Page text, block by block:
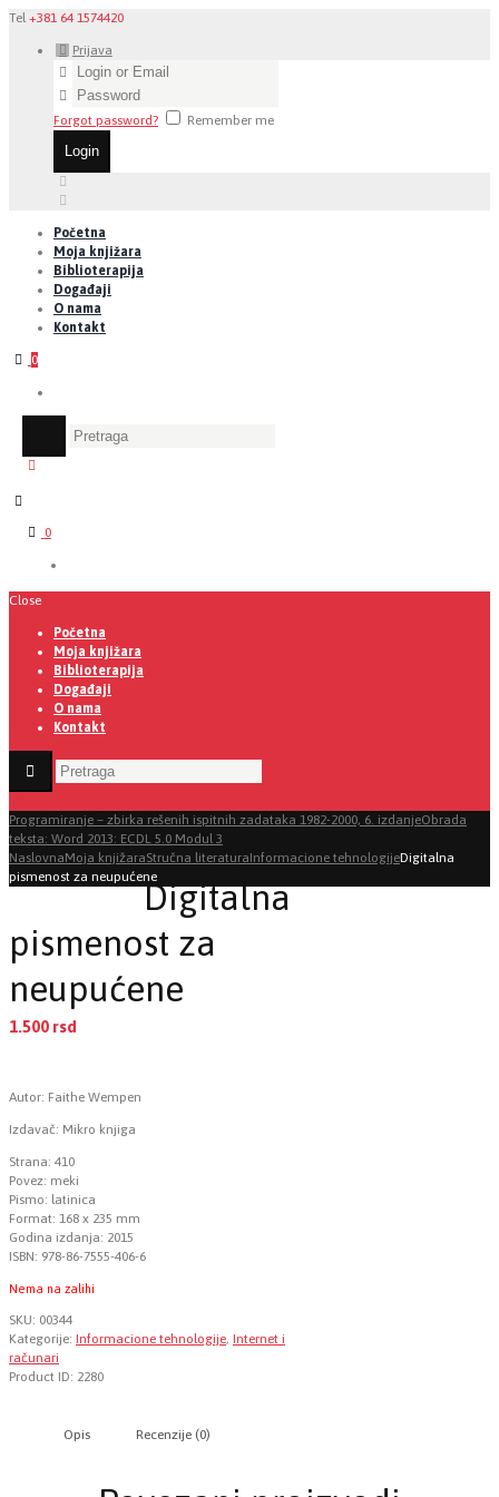
Tel +381 64 1574420
Prijava
Forgot password? Remember me
Početna
Moja knjižara
Biblioterapija
Događaji
O nama
Kontakt
0
0
Close
Početna
Moja knjižara
Biblioterapija
Događaji
O nama
Kontakt
Programiranje – zbirka rešenih ispitnih zadataka 1982-2000, 6. izdanjeObrada
teksta: Word 2013: ECDL 5.0 Modul 3
NaslovnaMoja knjižaraStručna literaturaInformacione tehnologijeDigitalna
pismenost za neupućeneDigitalna
pismenost za
neupućene
1.500 rsd
Autor: Faithe Wempen
Izdavač: Mikro knjiga
Strana: 410
Povez: meki
Pismo: latinica
Format: 168 x 235 mm
Godina izdanja: 2015
ISBN: 978-86-7555-406-6
Nema na zalihi
SKU: 00344
Kategorije: Informacione tehnologije, Internet i
računari
Product ID: 2280
Opis Recenzije (0)